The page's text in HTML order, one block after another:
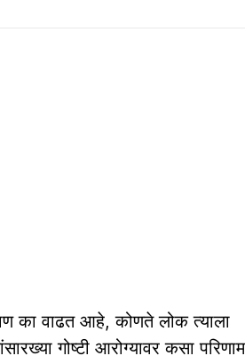
का वाढत आहे, कोणते लोक त्याला
गोष्टी आरोग्यावर कसा परिणाम